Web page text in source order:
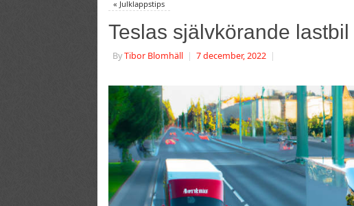
« Julklappstips
Teslas självkörande lastbil
ByTibor Blomhäll 7 december, 2022